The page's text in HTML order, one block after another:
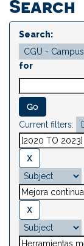
Search
Search:
for
Current filters: